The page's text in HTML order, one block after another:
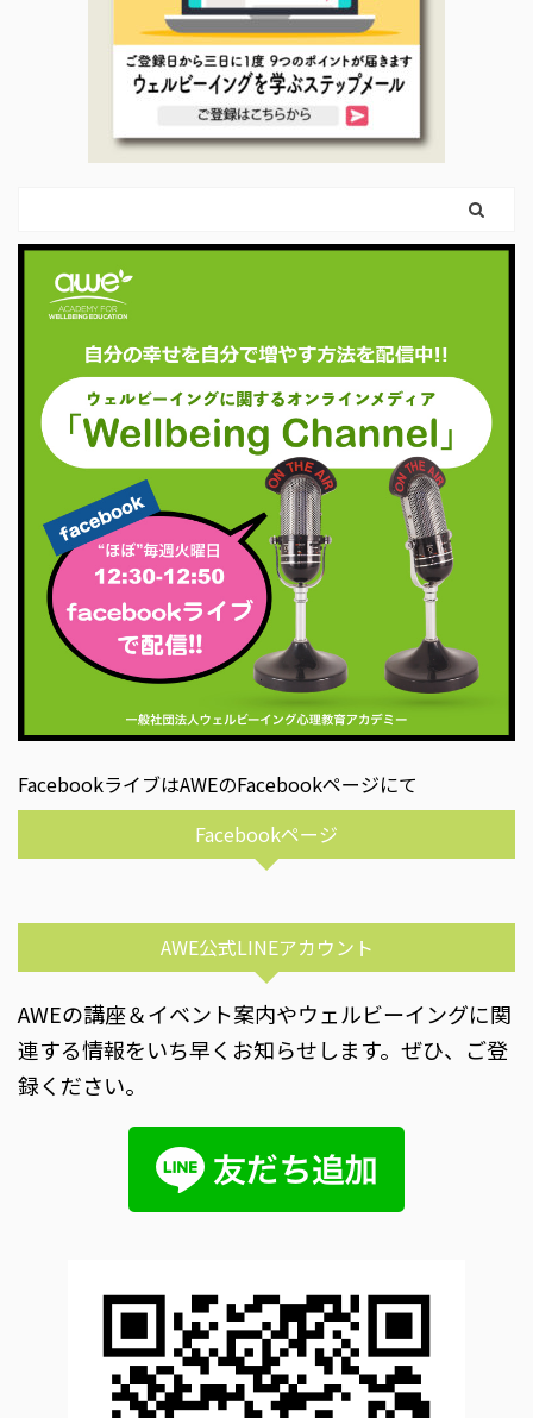
FacebookライブはAWEのFacebookページにて
Facebookページ
AWE公式LINEアカウント
AWEの講座＆イベント案内やウェルビーイングに関
連する情報をいち早くお知らせします。ぜひ、ご登
録ください。